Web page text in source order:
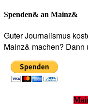
Spenden& an Mainz&
Guter Journalismus
Mainz& machen? Dann